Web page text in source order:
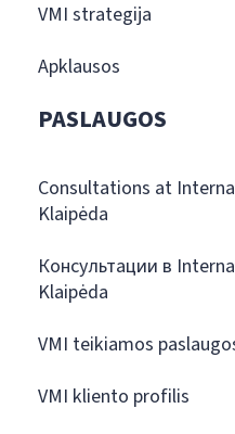
VMI strategija
Apklausos
PASLAUGOS
Consultations at
Klaipėda
Консультации в
Klaipėda
VMI teikiamos
VMI kliento profilis